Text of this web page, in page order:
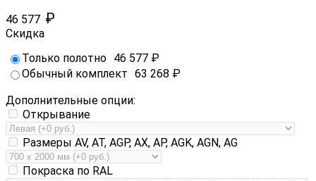
46 577 ₽
Скидка
Только полотно 46 577 ₽
Обычный комплект 63 268 ₽
Дополнительные опции:
Открывание
Размеры AV, AT, AGP, AX, AP, AGK, AGN, AG
Покраска по RAL